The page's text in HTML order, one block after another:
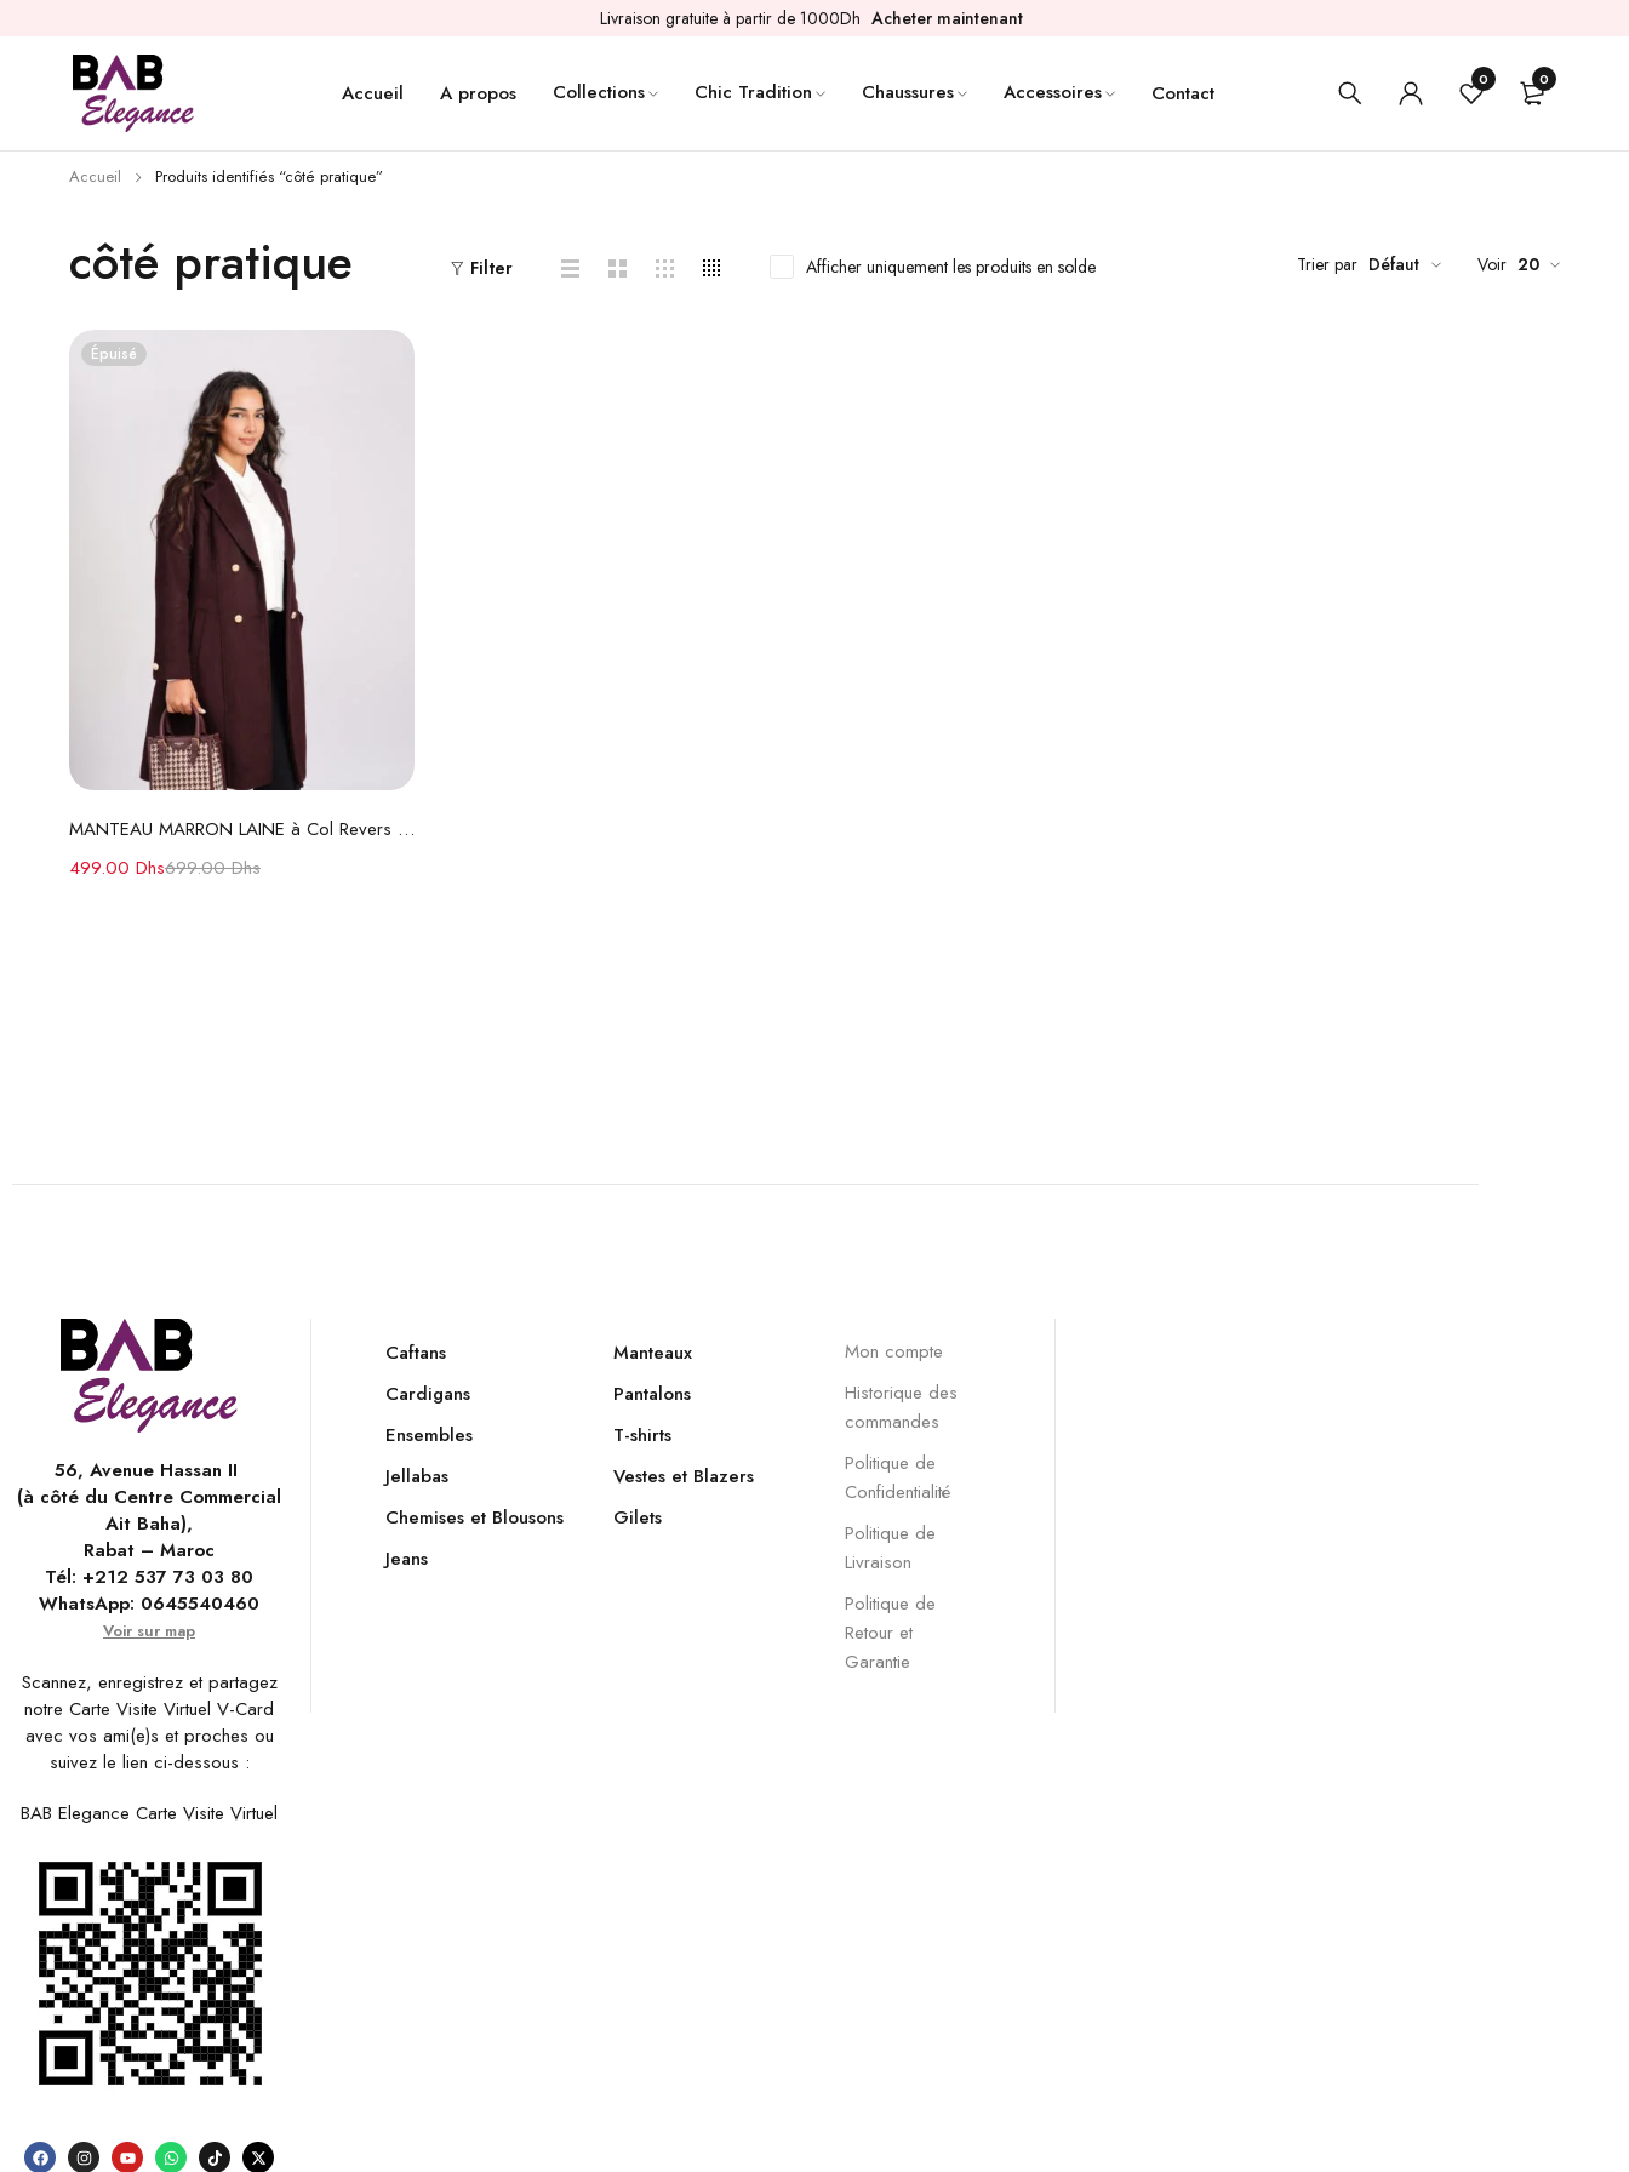
Livraison gratuite à partir de 1000Dh Acheter maintenant
Accueil A propos Collections Chic Tradition Chaussures Accessoires Contact
0 0
côté pratique
Accueil Produits identifiés “côté pratique”
Filter Trier par Défaut
Afficher uniquement les produits en solde Voir 20
Épuisé
Lire la suite
MANTEAU MARRON LAINE à Col Revers et Boutons Dorés
699.00Dhs
499.00 Dhs
56, Avenue Hassan II
(à côté du Centre Commercial
Ait Baha),
Rabat – Maroc
Tél: +212 537 73 03 80
WhatsApp: 0645540460
Voir sur map
Scannez, enregistrez et partagez
notre Carte Visite Virtuel V-Card
avec vos ami(e)s et proches ou
suivez le lien ci-dessous :
BAB Elegance Carte Visite Virtuel
Caftans
Cardigans
Ensembles
Jellabas
Chemises et Blousons
Jeans
Manteaux
Pantalons
T-shirts
Vestes et Blazers
Gilets
Mon compte
Historique des
commandes
Politique de
Confidentialité
Politique de
Livraison
Politique de
Retour et
Garantie